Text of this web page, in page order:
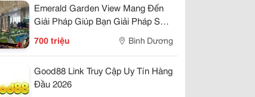
Emerald Garden View Mang Đến
Giải Pháp Giúp Bạn Giải Pháp Sở
700 triệu Bình Dương
Good88 Link Truy Cập Uy Tín Hàng
Đầu 2026